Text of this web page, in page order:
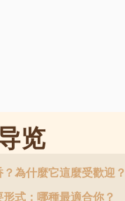
览
為什麼它這麼受歡迎？
式：哪種最適合你？